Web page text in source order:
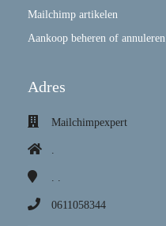
Mailchimp artikelen
Aankoop beheren of annuleren
Adres
Mailchimpexpert
.
. .
0611058344